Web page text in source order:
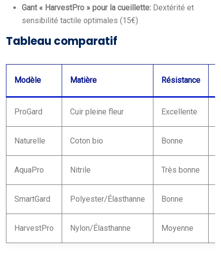
Gant « HarvestPro » pour la cueillette: Dextérité et
sensibilité tactile optimales (15€)
Tableau comparatif
Modèle Matière Résistance
ProGard Cuir pleine fleur Excellente
Naturelle Coton bio Bonne
AquaPro Nitrile Très bonne
SmartGard Polyester/Élasthanne Bonne
HarvestPro Nylon/Élasthanne Moyenne